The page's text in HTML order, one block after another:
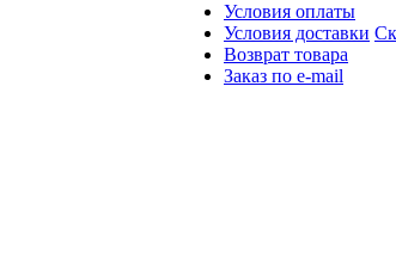
Условия оплаты
Условия доставки
Возврат товара
Заказ по e-mail